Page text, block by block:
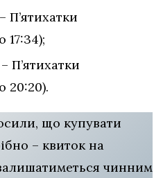
17:34);
П’ятихатки
20:20).
що купувати
– квиток на
чинним